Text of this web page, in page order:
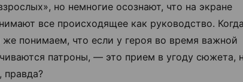
но немногие осознают, что на экране
все происходящее как руководство. Когда
понимаем, что если у героя во время важной
патроны, — это прием в угоду сюжета,
правда?